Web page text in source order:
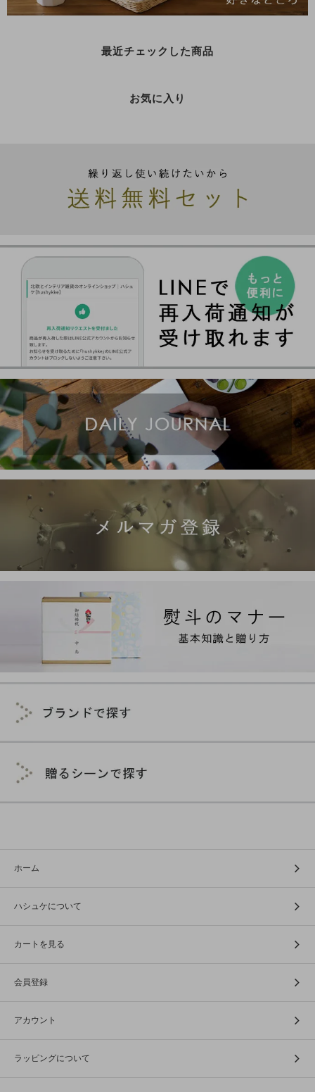
最近チェックした商品
お気に入り
ホーム
ハシュケについて
カートを見る
会員登録
アカウント
ラッピングについて